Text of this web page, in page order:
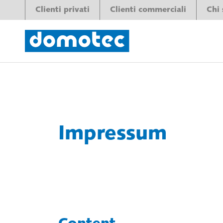
Clienti privati Clienti commerciali Chi
Impressum